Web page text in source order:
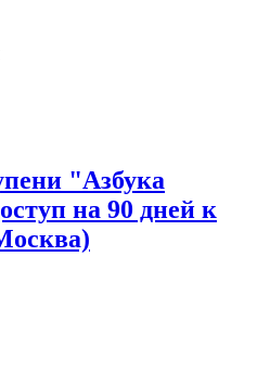
"Азбука
на 90 дней к